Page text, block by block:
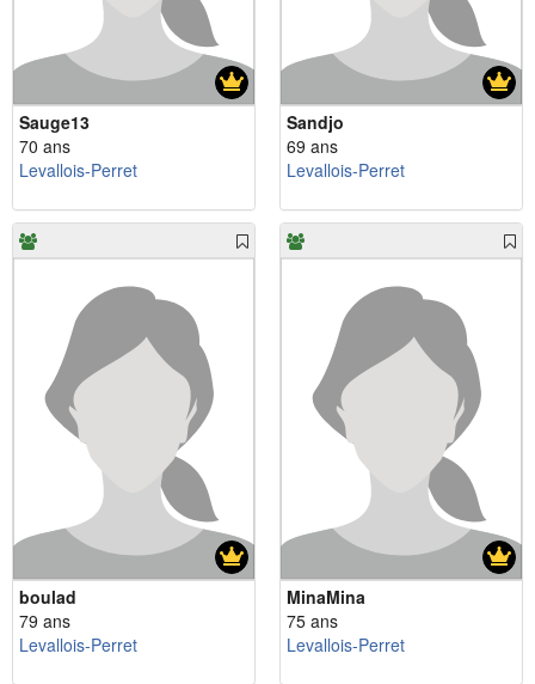
Sauge13
70 ans
Levallois-Perret
Sandjo
69 ans
Levallois-Perret
boulad
79 ans
Levallois-Perret
MinaMina
75 ans
Levallois-Perret